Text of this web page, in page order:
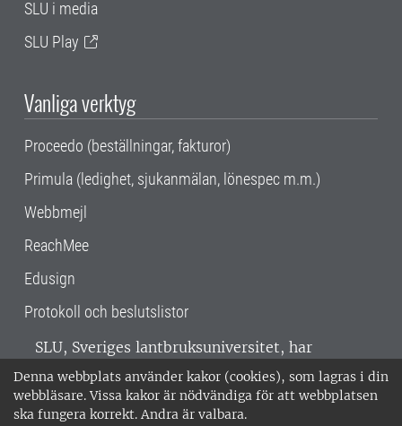
Denna webbplats använder kakor (cookies), som lagras i din
webbläsare. Vissa kakor är nödvändiga för att webbplatsen
ska fungera korrekt. Andra är valbara.
SLU i media
SLU Play
Vanliga verktyg
Proceedo (beställningar, fakturor)
Primula (ledighet, sjukanmälan, lönespec m.m.)
Webbmejl
ReachMee
Edusign
Protokoll och beslutslistor
SLU, Sveriges lantbruksuniversitet, har
verksamhet över hela Sverige. Huvudorter är
Alnarp, Uppsala och Umeå.SLU är
miljöcertifierat enligt ISO 14001. •